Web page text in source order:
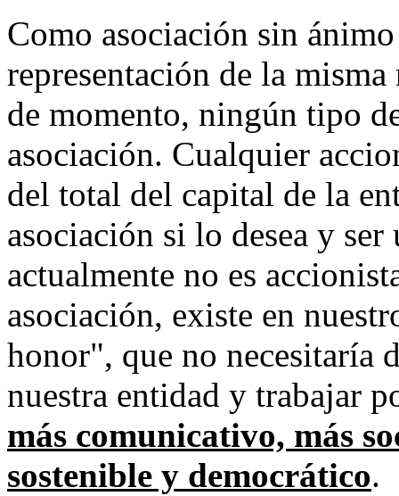
Como asociación sin
representación de la
de momento, ningún tipo
asociación. Cualquier
del total del capital de la
asociación si lo desea y
actualmente no es
asociación, existe en
honor", que no necesitaría
nuestra entidad y trabajar
más comunicativo, más
sostenible y democrático.